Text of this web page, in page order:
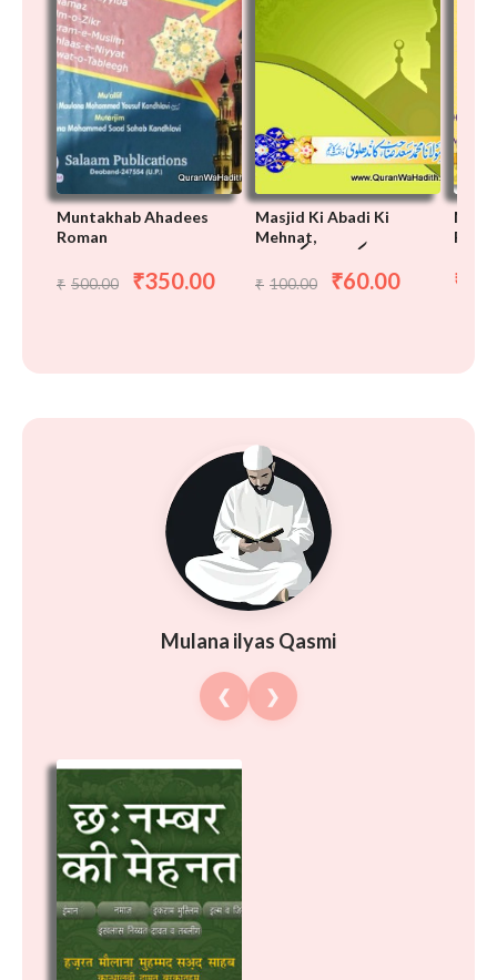
Muntakhab Ahadees
Roman
₹ 500.00 ₹350.00
Masjid Ki Abadi Ki
Mehnat,
₹ 100.00 ₹60.00 ₹
Mulana ilyas Qasmi
❮ ❯